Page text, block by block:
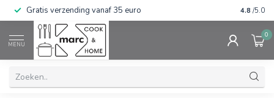
Gratis verzending vanaf 35 euro 4.8 /5.0
MENU
0